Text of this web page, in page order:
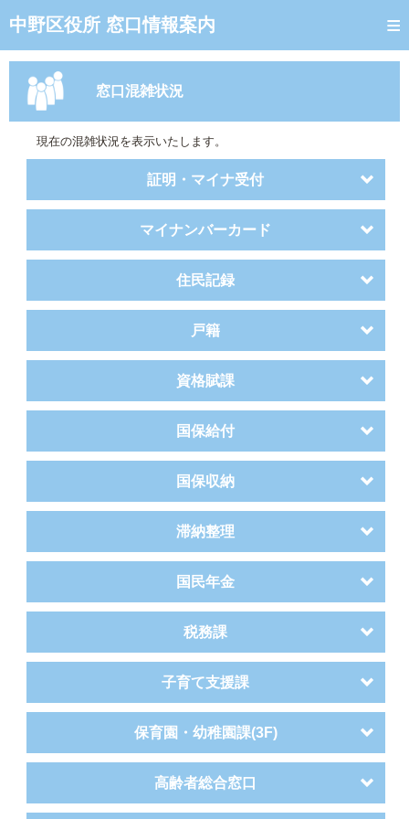
中野区役所 窓口情報案内
トップページ
窓口混雑状況
待ち状況確認
混雑予想カレンダー
窓口混雑状況
現在の混雑状況を表示いたします。
証明・マイナ受付
マイナンバーカード
住民記録
戸籍
資格賦課
国保給付
国保収納
滞納整理
国民年金
税務課
子育て支援課
保育園・幼稚園課(3F)
高齢者総合窓口